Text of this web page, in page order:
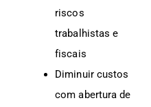
riscos
trabalhistas e
fiscais
Diminuir custos
com abertura de